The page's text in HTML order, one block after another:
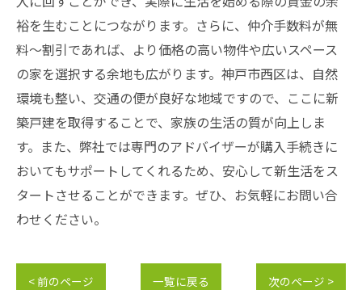
裕を生むことにつながります。さらに、仲介手数料が無
料～割引であれば、より価格の高い物件や広いスペース
の家を選択する余地も広がります。神戸市西区は、自然
環境も整い、交通の便が良好な地域ですので、ここに新
築戸建を取得することで、家族の生活の質が向上しま
す。また、弊社では専門のアドバイザーが購入手続きに
おいてもサポートしてくれるため、安心して新生活をス
タートさせることができます。ぜひ、お気軽にお問い合
わせください。
< 前のページ 一覧に戻る 次のページ >